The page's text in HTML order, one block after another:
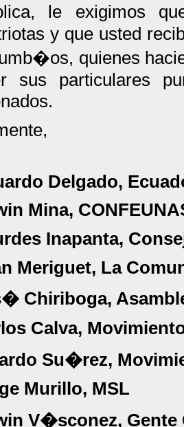
le exigimos
y que usted
quienes
sus particulares
Delgado,
Mina,
Inapanta,
Meriguet, La
Chiriboga,
Calva,
Su�rez,
Murillo, MSL
V�sconez,